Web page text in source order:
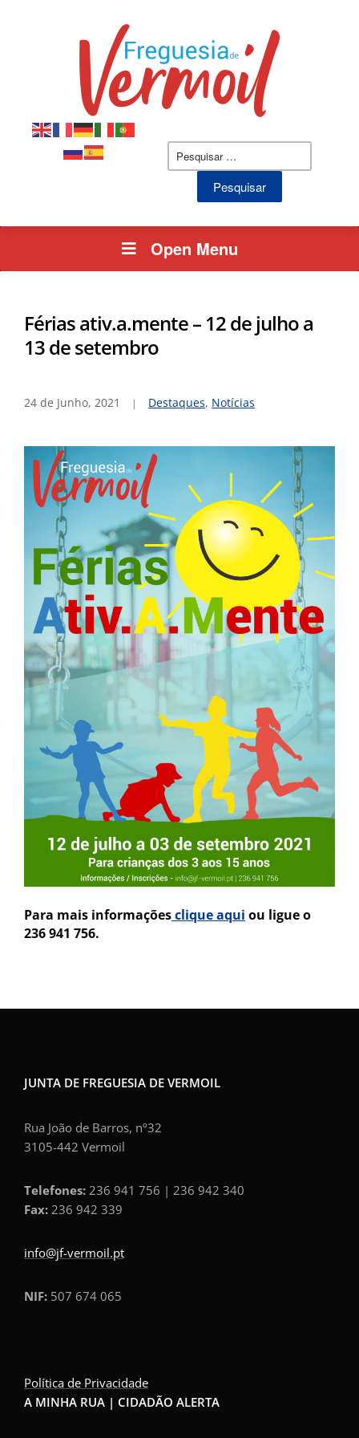
Pesquisar
Open Menu
Férias ativ.a.mente – 12 de julho a
13 de setembro
24 de Junho, 2021 Destaques, Notícias
Para mais informaçõesclique aqui ou ligue o
236 941 756.
JUNTA DE FREGUESIA DE VERMOIL
Rua João de Barros, nº32
3105-442 Vermoil
Telefones: 236 941 756 | 236 942 340
Fax: 236 942 339
info@jf-vermoil.pt
NIF: 507 674 065
Política de Privacidade
A MINHA RUA | CIDADÃO ALERTA